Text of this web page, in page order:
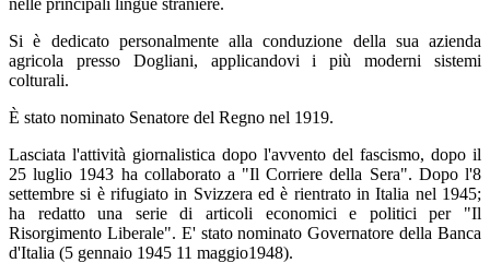
nelle principali lingue straniere.
Si è dedicato personalmente alla conduzione della sua azienda
agricola presso Dogliani, applicandovi i più moderni sistemi
colturali.
È stato nominato Senatore del Regno nel 1919.
Lasciata l'attività giornalistica dopo l'avvento del fascismo, dopo il
25 luglio 1943 ha collaborato a "Il Corriere della Sera". Dopo l'8
settembre si è rifugiato in Svizzera ed è rientrato in Italia nel 1945;
ha redatto una serie di articoli economici e politici per "Il
Risorgimento Liberale". E' stato nominato Governatore della Banca
d'Italia (5 gennaio 1945 11 maggio1948).